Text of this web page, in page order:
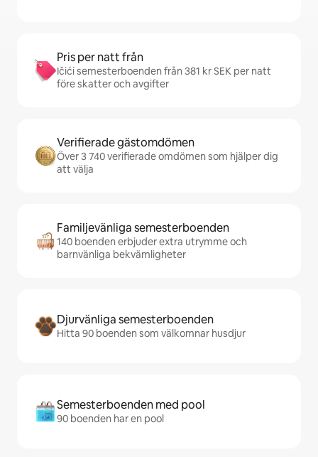
Pris per natt från
Ičići semesterboenden från 381 kr SEK per natt
före skatter och avgifter
Verifierade gästomdömen
Över 3 740 verifierade omdömen som hjälper dig
att välja
Familjevänliga semesterboenden
140 boenden erbjuder extra utrymme och
barnvänliga bekvämligheter
Djurvänliga semesterboenden
Hitta 90 boenden som välkomnar husdjur
Semesterboenden med pool
90 boenden har en pool